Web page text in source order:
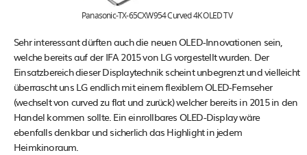
Panasonic-TX-65CXW954 Curved 4K OLED TV
Sehr interessant dürften auch die neuen OLED-Innovationen sein,
welche bereits auf der IFA 2015 von LG vorgestellt wurden. Der
Einsatzbereich dieser Displaytechnik scheint unbegrenzt und vielleicht
überrascht uns LG endlich mit einem flexiblem OLED-Fernseher
(wechselt von curved zu flat und zurück) welcher bereits in 2015 in den
Handel kommen sollte. Ein einrollbares OLED-Display wäre
ebenfalls denkbar und sicherlich das Highlight in jedem
Heimkinoraum.